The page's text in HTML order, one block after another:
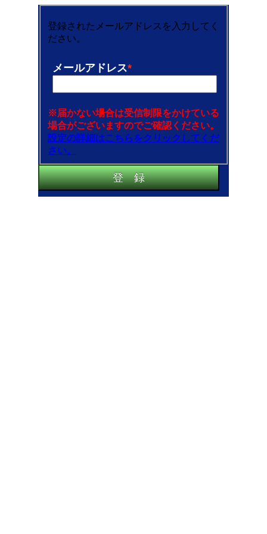
登録されたメールアドレスを入力してく
ださい。
メールアドレス
※届かない場合は受信制限をかけている
場合がございますのでご確認ください。
設定の詳細はこちらをクリックしてくだ
さい。